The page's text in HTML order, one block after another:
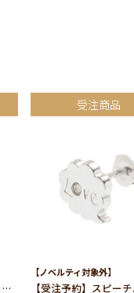
【受注予約】スピーチバルーン[yum!] ピアス
受注商品
【ノベルティ対象外】